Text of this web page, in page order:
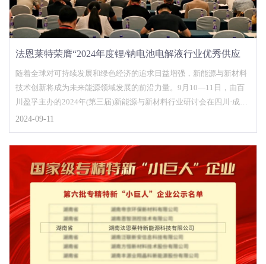
法恩莱特荣膺“2024年度锂/钠电池电解液行业优秀供应
商”
随着全球对可持续发展和绿色经济的追求日益增强，新能源与新材料
技术创新将成为未来能源领域发展的前沿力量。9月10—11日，由百
川盈孚主办的2024年(第三届)新能源与新材料行业研讨会在四川·成都
隆重举行，大会以“锂……
2024-09-11